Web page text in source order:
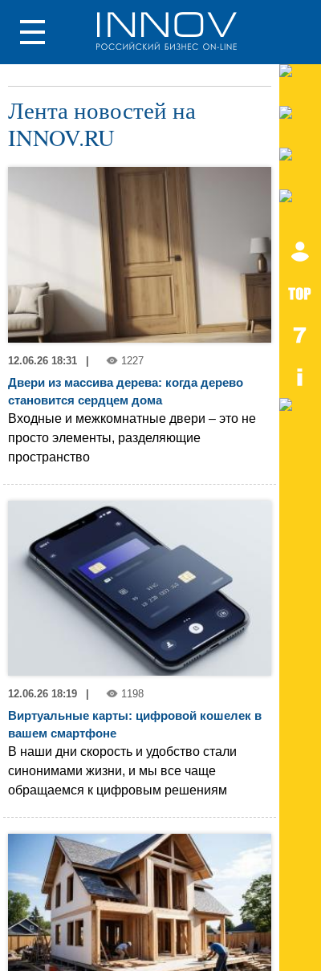
Лента новостей на
INNOV.RU
12.06.26 18:31 1227
Двери из массива дерева: когда дерево
становится сердцем дома
Входные и межкомнатные двери – это не
просто элементы, разделяющие
пространство
12.06.26 18:19 1198
Виртуальные карты: цифровой кошелек в
вашем смартфоне
В наши дни скорость и удобство стали
синонимами жизни, и мы все чаще
обращаемся к цифровым решениям